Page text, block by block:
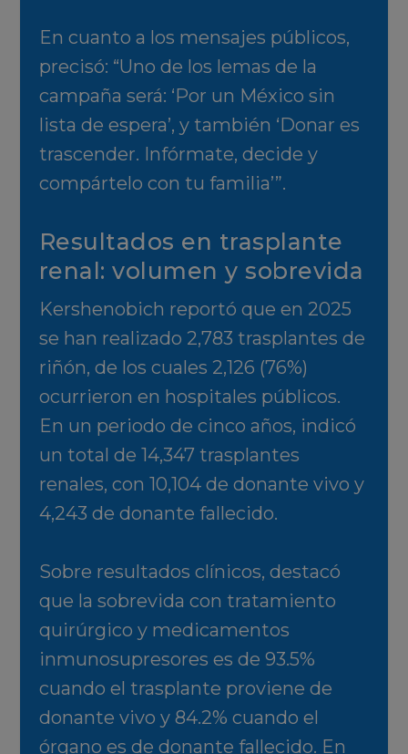
En cuanto a los mensajes públicos,
precisó: “Uno de los lemas de la
campaña será: ‘Por un México sin
lista de espera’, y también ‘Donar es
trascender. Infórmate, decide y
compártelo con tu familia’”.
Resultados en trasplante
renal: volumen y sobrevida
Kershenobich reportó que en 2025
se han realizado 2,783 trasplantes de
riñón, de los cuales 2,126 (76%)
ocurrieron en hospitales públicos.
En un periodo de cinco años, indicó
un total de 14,347 trasplantes
renales, con 10,104 de donante vivo y
4,243 de donante fallecido.
Sobre resultados clínicos, destacó
que la sobrevida con tratamiento
quirúrgico y medicamentos
inmunosupresores es de 93.5%
cuando el trasplante proviene de
donante vivo y 84.2% cuando el
órgano es de donante fallecido. En